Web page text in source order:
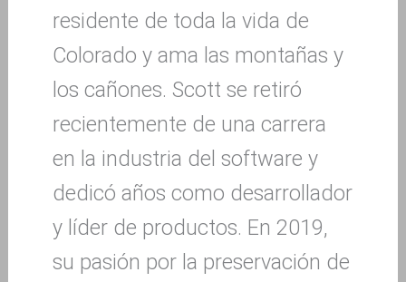
residente de toda la vida de
Colorado y ama las montañas y
los cañones. Scott se retiró
recientemente de una carrera
en la industria del software y
dedicó años como desarrollador
y líder de productos. En 2019,
su pasión por la preservación de